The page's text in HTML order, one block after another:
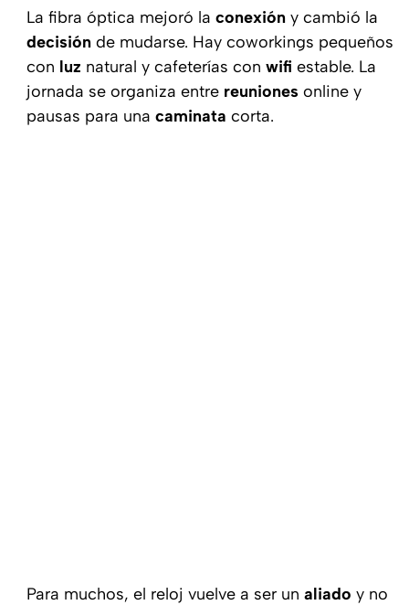
La fibra óptica mejoró la conexión y cambió la
decisión de mudarse. Hay coworkings pequeños
con luz natural y cafeterías con wifi estable. La
jornada se organiza entre reuniones online y
pausas para una caminata corta.
Para muchos, el reloj vuelve a ser un aliado y no